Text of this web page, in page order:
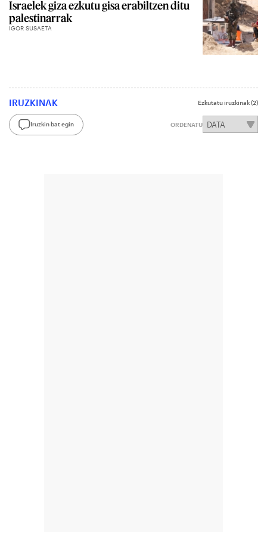
Israelek giza ezkutu gisa erabiltzen ditu
palestinarrak
IGOR SUSAETA
IRUZKINAK Ezkutatu iruzkinak(2)
Iruzkin bat egin ORDENATU